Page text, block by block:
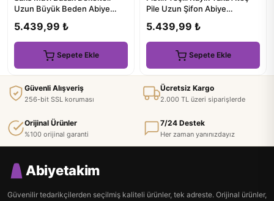
Uzun Büyük Beden Abiye
5.439,99 ₺
Sepete Ekle
Pile Uzun Şifon Abiye
5.439,99 ₺
Sepete Ekle
Güvenli Alışveriş
256-bit SSL koruması
Ücretsiz Kargo
2.000 TL üzeri siparişlerde
Orijinal Ürünler
%100 orijinal garanti
7/24 Destek
Her zaman yanınızdayız
Abiyetakim
Güvenilir tedarikçilerden seçilmiş kaliteli ürünler, tek adreste. Orijinal ürünler,